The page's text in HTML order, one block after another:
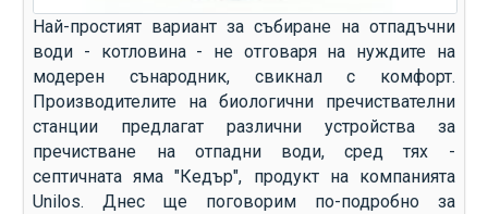
Най-простият вариант за събиране на отпадъчни
води - котловина - не отговаря на нуждите на
модерен сънародник, свикнал с комфорт.
Производителите на биологични пречиствателни
станции предлагат различни устройства за
пречистване на отпадни води, сред тях -
септичната яма "Кедър", продукт на компанията
Unilos. Днес ще поговорим по-подробно за